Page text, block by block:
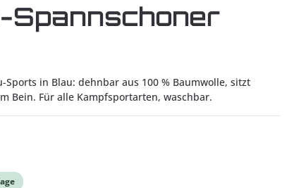
Spannschoner
Sports in Blau: dehnbar aus 100 % Baumwolle, sitzt
Bein. Für alle Kampfsportarten, waschbar.